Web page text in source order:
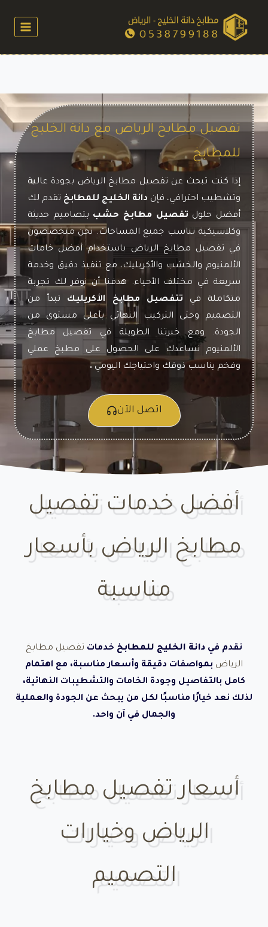
المحتوى
تفصيل مطابخ الرياض
الرياض بتصاميم عصرية وجودة عالية. عروضنا مستمرة على جميع أنواع المطابخ
تفصيل مطابخ الرياض مع دانة الخليج
للمطابخ
إذا كنت تبحث عن تفصيل مطابخ الرياض بجودة عالية
وتشطيب احترافي، فإن دانة الخليج للمطابخ تقدم لك
أفضل حلول تفصيل مطابخ حشب بتصاميم حديثة
وكلاسيكية تناسب جميع المساحات. نحن متخصصون
في تفصيل مطابخ الرياض باستخدام أفضل خامات
الألمنيوم والخشب والأكريليك، مع تنفيذ دقيق وخدمة
سريعة في مختلف الأحياء. هدفنا أن نوفر لك تجربة
متكاملة في تتفصيل مطابخ الأكريليك تبدأ من
التصميم وحتى التركيب النهائي بأعلى مستوى من
الجودة. ومع خبرتنا الطويلة في تفصيل مطابخ
الألمنيوم نساعدك على الحصول على مطبخ عملي
وفخم يناسب ذوقك واحتياجك اليومي.
اتصل الآن
أفضل خدمات تفصيل
مطابخ الرياض بأسعار
مناسبة
نقدم في دانة الخليج للمطابخ خدمات تفصيل مطابخ
الرياض بمواصفات دقيقة وأسعار مناسبة، مع اهتمام
كامل بالتفاصيل وجودة الخامات والتشطيبات النهائية،
لذلك نعد خيارًا مناسبًا لكل من يبحث عن الجودة والعملية
والجمال في آن واحد.
أسعار تفصيل مطابخ
الرياض وخيارات
التصميم